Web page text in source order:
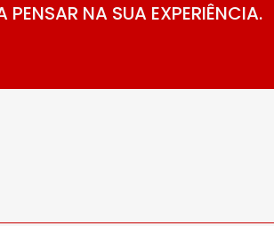
PENSAR NA SUA EXPERIÊNCIA.